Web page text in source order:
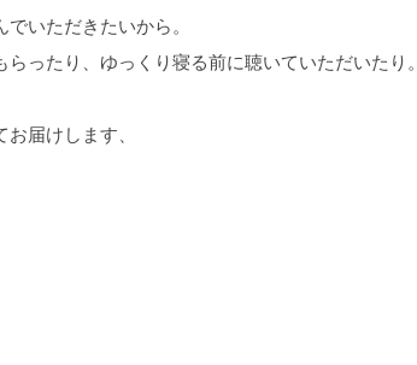
いただきたいから。
ったり、ゆっくり寝る前に聴いていただいたり。
届けします、